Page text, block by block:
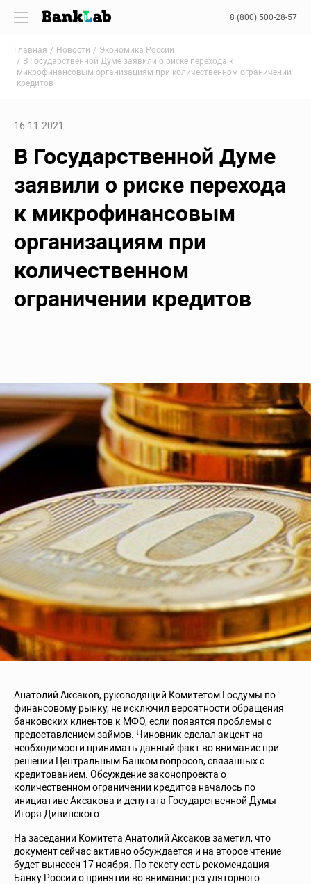
8 (800) 500-28-57
Главная Новости
Экономика России
В Государственной Думе заявили о риске перехода к
микрофинансовым организациям при количественном ограничении
кредитов
16.11.2021
В Государственной Думе
заявили о риске перехода
к микрофинансовым
организациям при
количественном
ограничении кредитов
Анатолий Аксаков, руководящий Комитетом Госдумы по
финансовому рынку, не исключил вероятности обращения
банковских клиентов к МФО, если появятся проблемы с
предоставлением займов. Чиновник сделал акцент на
необходимости принимать данный факт во внимание при
решении Центральным Банком вопросов, связанных с
кредитованием. Обсуждение законопроекта о
количественном ограничении кредитов началось по
инициативе Аксакова и депутата Государственной Думы
Игоря Дивинского.
На заседании Комитета Анатолий Аксаков заметил, что
документ сейчас активно обсуждается и на второе чтение
будет вынесен 17 ноября. По тексту есть рекомендация
Банку России о принятии во внимание регуляторного